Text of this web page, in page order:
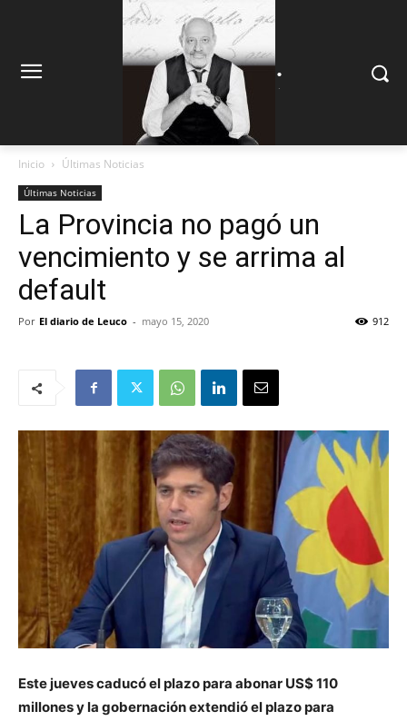
.
Inicio Últimas Noticias
Últimas Noticias
La Provincia no pagó un
vencimiento y se arrima al
default
Por El diario de Leuco - mayo 15, 2020 912
Este jueves caducó el plazo para abonar US$ 110
millones y la gobernación extendió el plazo para